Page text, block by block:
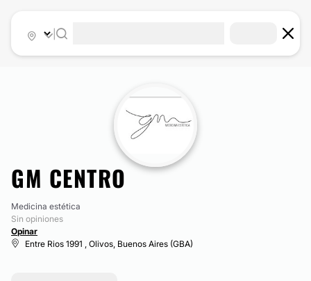
GM CENTRO
Medicina estética
Sin opiniones
Opinar
Entre Rios 1991 , Olivos, Buenos Aires (GBA)